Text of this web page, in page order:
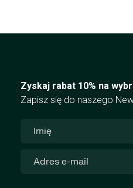
Zyskaj rabat 10% na
Zapisz się do naszego